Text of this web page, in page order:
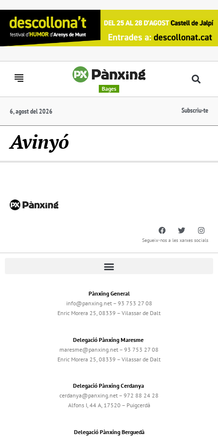
Bages
6, agost del 2026 Subscriu-te
Avinyó
Segueix-nos a les xarxes socials
Pànxing General
info@panxing.net – 93 753 27 08
Enric Morera 25, 08339 – Vilassar de Dalt
Delegació Pànxing Maresme
maresme@panxing.net – 93 753 27 08
Enric Morera 25, 08339 – Vilassar de Dalt
Delegació Pànxing Cerdanya
cerdanya@panxing.net – 972 88 24 28
Alfons I, 44 A, 17520 – Puigcerdà
Delegació Pànxing Berguedà